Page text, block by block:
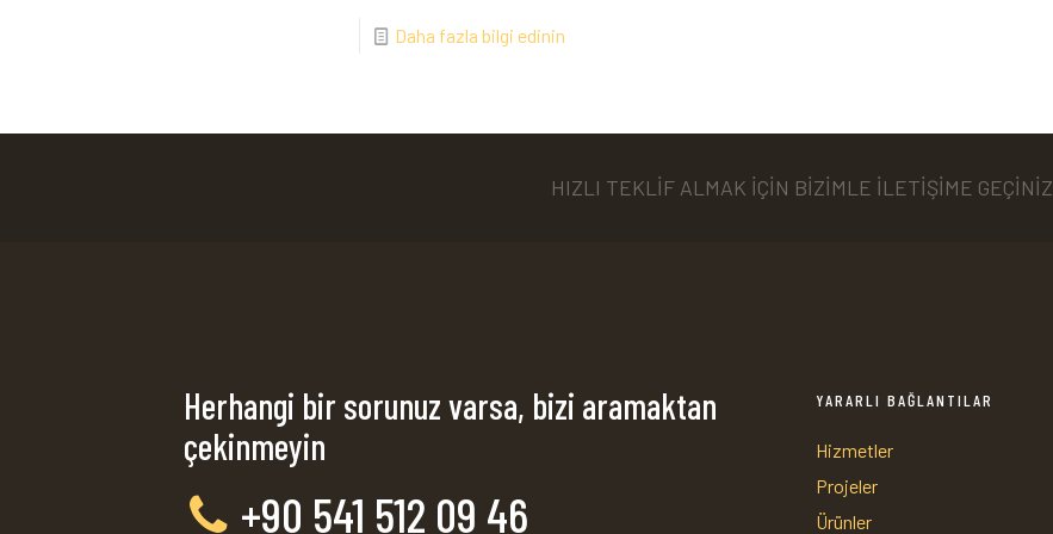
Daha fazla bilgi edinin
HIZLI TEKLİF ALMAK İÇİN BİZİMLE İLETİŞİME GEÇİNİZ
Herhangi bir sorunuz varsa, bizi aramaktan
çekinmeyin
+90 541 512 09 46
YARARLI BAĞLANTILAR
Hizmetler
Projeler
Ürünler